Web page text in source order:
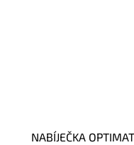
NABÍJEČKA